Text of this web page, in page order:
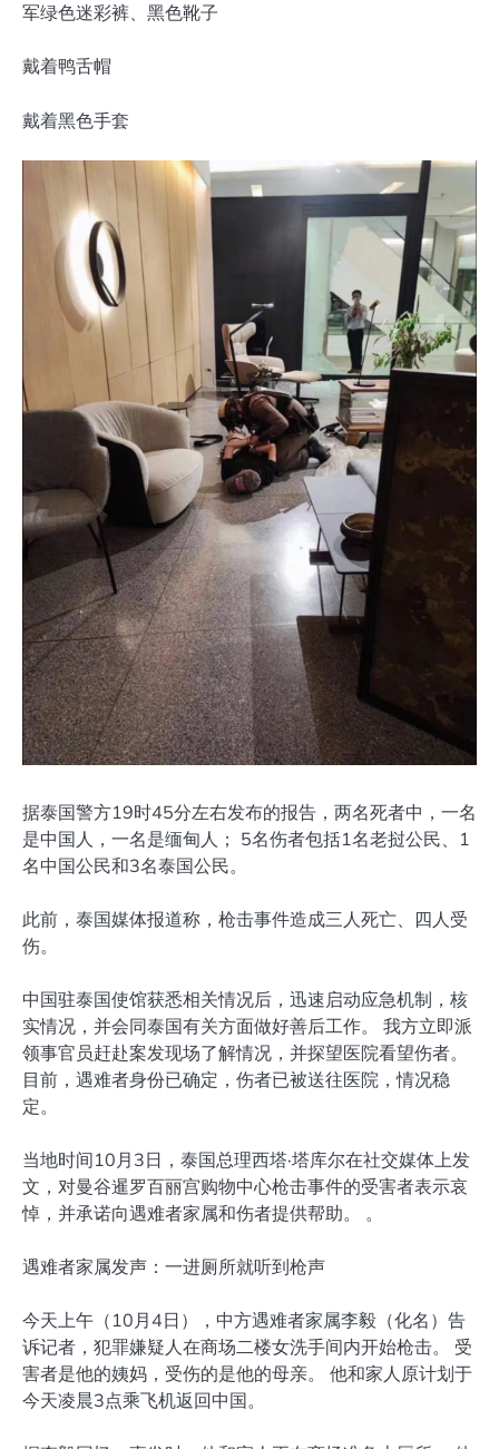
军绿色迷彩裤、黑色靴子
戴着鸭舌帽
戴着黑色手套
据泰国警方19时45分左右发布的报告，两名死者中，一名
是中国人，一名是缅甸人； 5名伤者包括1名老挝公民、1
名中国公民和3名泰国公民。
此前，泰国媒体报道称，枪击事件造成三人死亡、四人受
伤。
中国驻泰国使馆获悉相关情况后，迅速启动应急机制，核
实情况，并会同泰国有关方面做好善后工作。 我方立即派
领事官员赶赴案发现场了解情况，并探望医院看望伤者。
目前，遇难者身份已确定，伤者已被送往医院，情况稳
定。
当地时间10月3日，泰国总理西塔·塔库尔在社交媒体上发
文，对曼谷暹罗百丽宫购物中心枪击事件的受害者表示哀
悼，并承诺向遇难者家属和伤者提供帮助。 。
遇难者家属发声：一进厕所就听到枪声
今天上午（10月4日），中方遇难者家属李毅（化名）告
诉记者，犯罪嫌疑人在商场二楼女洗手间内开始枪击。 受
害者是他的姨妈，受伤的是他的母亲。 他和家人原计划于
今天凌晨3点乘飞机返回中国。